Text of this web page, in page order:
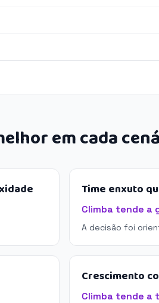
em cada
Time enxuto
Climba tende a
A decisão foi
Crescimento
Climba tende a